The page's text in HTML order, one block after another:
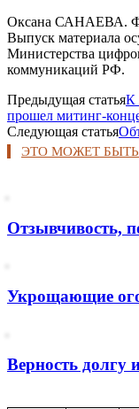
Оксана САНАЕВА.
Выпуск материала
Министерства
коммуникаций РФ.
Предыдущая статьяК
прошел митинг-
Следующая статья
ЭТО МОЖЕТ
Отзывчивость,
Укрощающие
Верность долгу